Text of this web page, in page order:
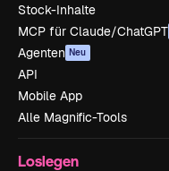
Stock-Inhalte
MCP für Claude/ChatGPT
Agenten Neu
API
Mobile App
Alle Magnific-Tools
Loslegen